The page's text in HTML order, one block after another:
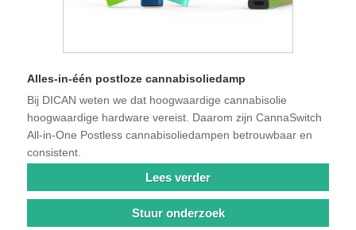
Alles-in-één postloze cannabisoliedamp
Bij DICAN weten we dat hoogwaardige cannabisolie
hoogwaardige hardware vereist. Daarom zijn CannaSwitch
All-in-One Postless cannabisoliedampen betrouwbaar en
consistent.
Lees verder
Stuur onderzoek